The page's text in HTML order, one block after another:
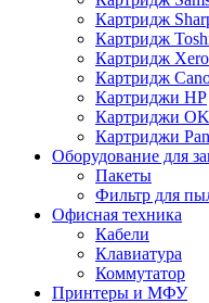
Картридж
Картридж
Картридж
Картридж
Картриджи HP
Картриджи
Картриджи
Оборудование для
Пакеты
Фильтр для
Офисная техника
Кабели
Клавиатура
Коммутатор
Принтеры и МФУ